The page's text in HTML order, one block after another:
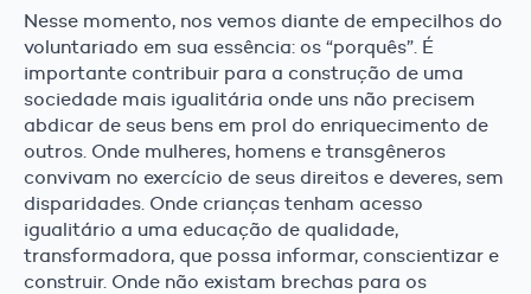
Nesse momento, nos vemos diante de empecilhos do
voluntariado em sua essência: os “porquês”. É
importante contribuir para a construção de uma
sociedade mais igualitária onde uns não precisem
abdicar de seus bens em prol do enriquecimento de
outros. Onde mulheres, homens e transgêneros
convivam no exercício de seus direitos e deveres, sem
disparidades. Onde crianças tenham acesso
igualitário a uma educação de qualidade,
transformadora, que possa informar, conscientizar e
construir. Onde não existam brechas para os